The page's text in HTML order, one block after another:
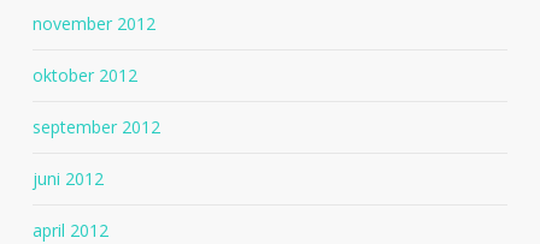
november 2012
oktober 2012
september 2012
juni 2012
april 2012